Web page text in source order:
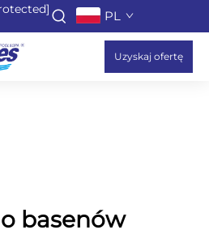
PL
Uzyskaj ofertę
basenów